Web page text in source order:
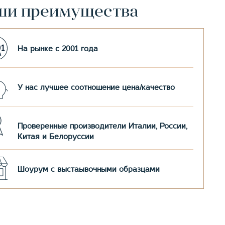
преимущества
На рынке с 2001 года
У нас лучшее соотношение цена/качество
Проверенные производители Италии, России,
Китая и Белоруссии
Шоурум с выстаывочными образцами